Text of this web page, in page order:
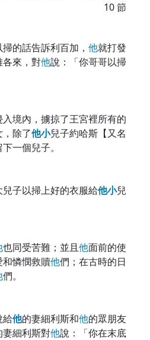
10 節
的話告訴利百加， 他就打發
各來，對他說：「你哥哥以掃
境內，擄掠了王宮裡所有的
除了他小兒子約哈斯【又名
一個兒子。
子以掃上好的衣服給他小兒
也同受苦難；並且他面前的使
和憐憫救贖他們；在古時的日
們。
給他的妻細利斯和他的眾朋友
妻細利斯對他說：「你在末底